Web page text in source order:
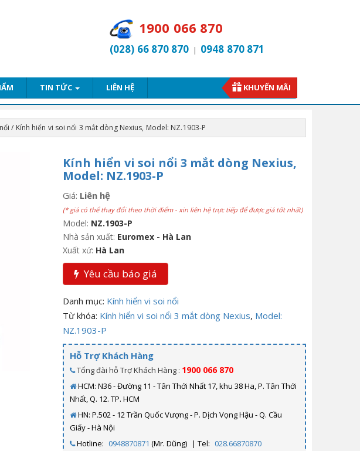
1900 066 870
(028) 66 870 870 | 0948 870 871
TIN TỨC LIÊN HỆ KHUYẾN MÃI
/ Kính hiển vi soi nổi 3 mắt dòng Nexius, Model: NZ.1903-P
Kính hiển vi soi nổi 3 mắt dòng Nexius,
Model: NZ.1903-P
Giá: Liên hệ
(* giá có thể thay đổi theo thời điểm - xin liên hệ trực tiếp để được giá tốt nhất)
Model: NZ.1903-P
Nhà sản xuất: Euromex - Hà Lan
Xuất xứ: Hà Lan
Yêu cầu báo giá
Danh mục: Kính hiển vi soi nổi
Từ khóa: Kính hiển vi soi nổi 3 mắt dòng Nexius, Model:
NZ.1903-P
Hỗ Trợ Khách Hàng
Tổng đài hỗ Trợ Khách Hàng : 1900 066 870
HCM: N36 - Đường 11 - Tân Thới Nhất 17, khu 38 Ha, P. Tân Thới
Nhất, Q. 12. TP. HCM
HN: P.502 - 12 Trần Quốc Vượng - P. Dịch Vọng Hậu - Q. Cầu
Giấy - Hà Nội
Hotline: 0948870871 (Mr. Dũng) | Tel: 028.66870870